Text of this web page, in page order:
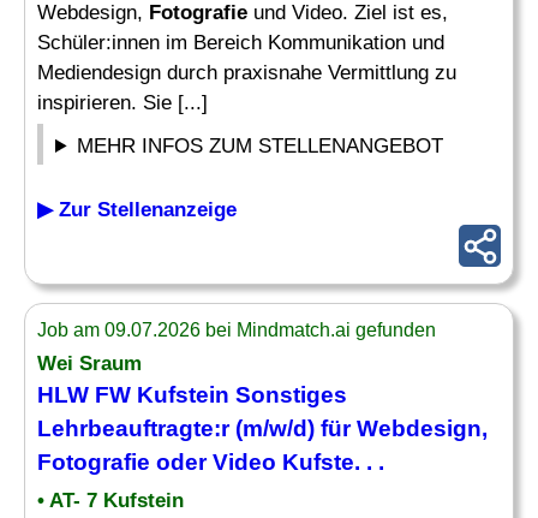
Webdesign, Fotografie und Video. Ziel ist es,
Schüler:innen im Bereich Kommunikation und
Mediendesign durch praxisnahe Vermittlung zu
inspirieren. Sie [...]
MEHR INFOS ZUM STELLENANGEBOT
▶ Zur Stellenanzeige
Job am 09.07.2026 bei Mindmatch.ai gefunden
Wei Sraum
HLW FW Kufstein Sonstiges
Lehrbeauftragte:r (m/w/d) für Webdesign,
Fotografie oder Video Kufste. . .
• AT- 7 Kufstein